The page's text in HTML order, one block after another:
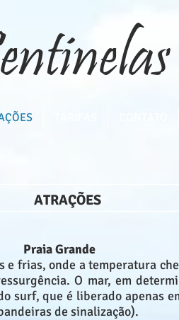
ATRAÇÕES
Praia Grande
e frias, onde a temperatura
O mar, em
surf, que é liberado apenas
de sinalização).